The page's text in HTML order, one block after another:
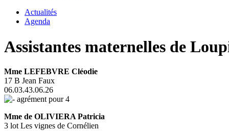
Actualités
Agenda
Assistantes maternelles de
Mme LEFEBVRE Cléodie
17 B Jean Faux
06.03.43.06.26
agrément pour 4
Mme de OLIVIERA Patricia
3 lot Les vignes de Cornélien